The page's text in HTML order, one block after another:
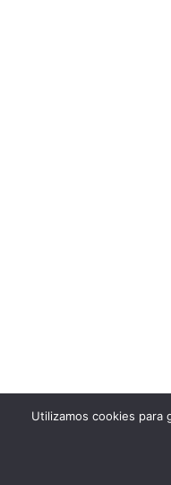
Utilizamos cookies para